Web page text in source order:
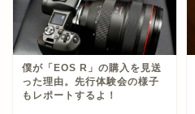
僕が「EOS R」の購入を見送
った理由。先行体験会の様子
もレポートするよ！